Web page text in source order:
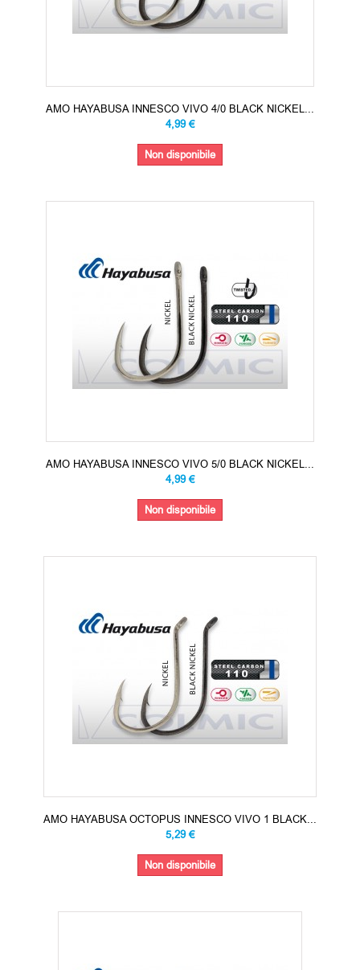
AMO HAYABUSA INNESCO VIVO 4/0 BLACK NICKEL...
4,99 €
Non disponibile
AMO HAYABUSA INNESCO VIVO 5/0 BLACK NICKEL...
4,99 €
Non disponibile
AMO HAYABUSA OCTOPUS INNESCO VIVO 1 BLACK...
5,29 €
Non disponibile